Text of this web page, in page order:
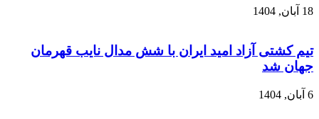
18 آبان, 1404
تیم کشتی آزاد امید ایران با شش مدال نایب قهرمان
جهان شد
6 آبان, 1404